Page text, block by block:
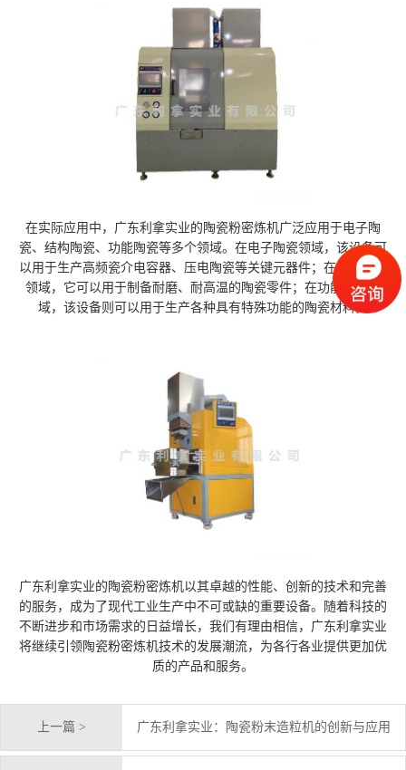
在实际应用中，广东利拿实业的陶瓷粉密炼机广泛应用于电子陶
瓷、结构陶瓷、功能陶瓷等多个领域。在电子陶瓷领域，该设备可
以用于生产高频瓷介电容器、压电陶瓷等关键元器件；在结构陶瓷
领域，它可以用于制备耐磨、耐高温的陶瓷零件；在功能陶瓷领
域，该设备则可以用于生产各种具有特殊功能的陶瓷材料。
广东利拿实业的陶瓷粉密炼机以其卓越的性能、创新的技术和完善
的服务，成为了现代工业生产中不可或缺的重要设备。随着科技的
不断进步和市场需求的日益增长，我们有理由相信，广东利拿实业
将继续引领陶瓷粉密炼机技术的发展潮流，为各行各业提供更加优
质的产品和服务。
上一篇 > 广东利拿实业：陶瓷粉末造粒机的创新与应用